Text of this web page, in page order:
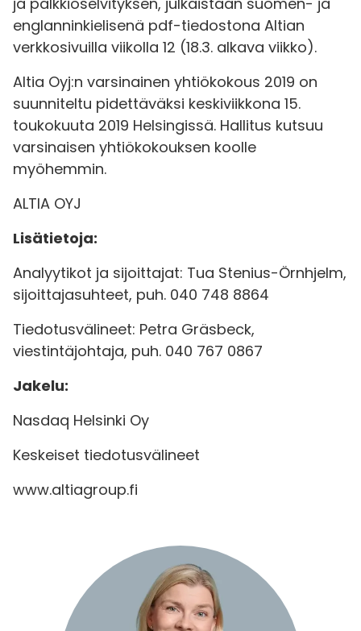
englanninkielisenä pdf-tiedostona Altian
verkkosivuilla viikolla 12 (18.3. alkava viikko).
Altia Oyj:n varsinainen yhtiökokous 2019 on
suunniteltu pidettäväksi keskiviikkona 15.
toukokuuta 2019 Helsingissä. Hallitus kutsuu
varsinaisen yhtiökokouksen koolle
myöhemmin.
ALTIA OYJ
Lisätietoja:
Analyytikot ja sijoittajat: Tua Stenius-Örnhjelm,
sijoittajasuhteet, puh. 040 748 8864
Tiedotusvälineet: Petra Gräsbeck,
viestintäjohtaja, puh. 040 767 0867
Jakelu:
Nasdaq Helsinki Oy
Keskeiset tiedotusvälineet
www.altiagroup.fi